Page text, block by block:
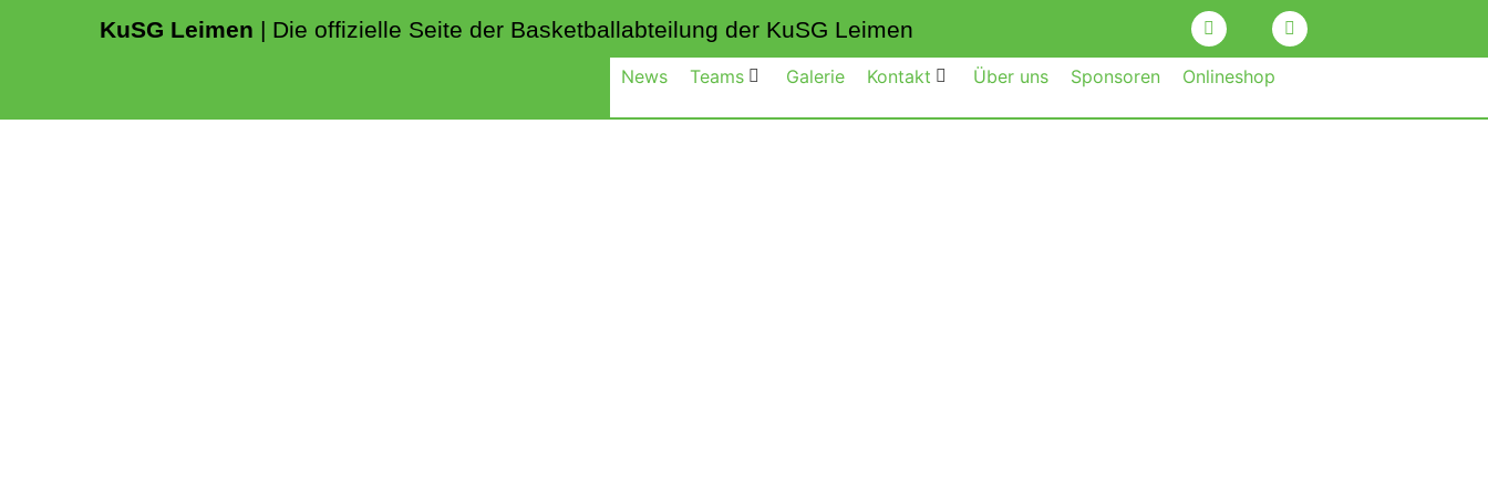
KuSG Leimen | Die offizielle Seite der Basketballabteilung der KuSG Leimen
News Teams Galerie Kontakt Über uns Sponsoren Onlineshop